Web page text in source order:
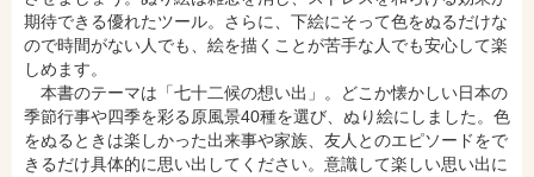
期待できる優れたツール。さらに、下絵にそって色をぬるだけな
ので時間がない人でも、絵を描くことが苦手な人でも安心して楽
しめます。
本書のテーマは「七十二候の想い出」。どこか懐かしい日本の
季節行事や四季を彩る原風景40種を選び、ぬり絵にしました。色
をぬるときは楽しかった出来事や家族、友人とのエピソードをで
きるだけ具体的に思い出してください。意識して楽しい思い出に
e-honで購入 Honya Club.comで購入
hontoで購入 ヨドバシ.comで購入